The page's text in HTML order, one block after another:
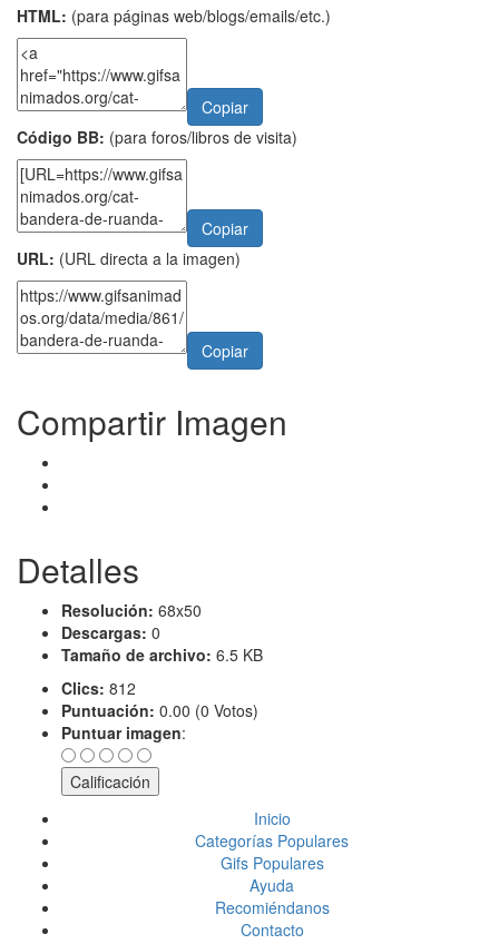
HTML: (para páginas web/blogs/emails/etc.)
Copiar
Código BB: (para foros/libros de visita)
Copiar
URL: (URL directa a la imagen)
Copiar
Compartir Imagen
Detalles
Resolución: 68x50
Descargas: 0
Tamaño de archivo: 6.5 KB
Clics: 812
Puntuación: 0.00 (0 Votos)
Puntuar imagen:
Inicio
Categorías Populares
Gifs Populares
Ayuda
Recomiéndanos
Contacto